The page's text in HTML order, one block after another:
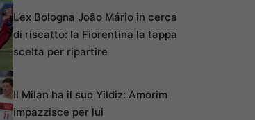
L’ex Bologna João Mário in cerca
di riscatto: la Fiorentina la tappa
scelta per ripartire
Il Milan ha il suo Yildiz: Amorim
impazzisce per lui